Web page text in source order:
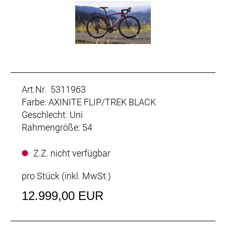
Art.Nr. 5311963
Farbe: AXINITE FLIP/TREK BLACK
Geschlecht: Uni
Rahmengröße: 54
Z.Z. nicht verfügbar
pro Stück (inkl. MwSt.)
12.999,00 EUR